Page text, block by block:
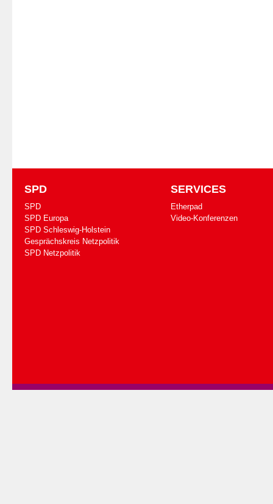
SPD
SPD
SPD Europa
SPD Schleswig-Holstein
Gesprächskreis Netzpolitik
SPD Netzpolitik
SERVICES
Etherpad
Video-Konferenzen